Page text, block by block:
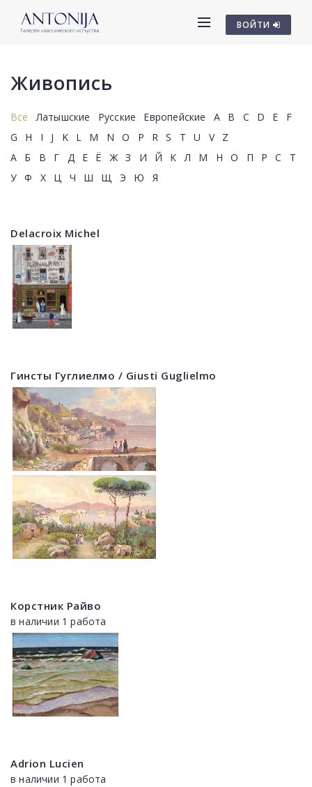
ВОЙТИ
Живопись
Все Латышские Русские Европейские A B C D E
F
G
H I J K L M N O P R S T U V
Z
А
Б В Г Д Е Ё Ж З И Й К Л М Н О П Р С
Т
У
Ф Х Ц Ч Ш Щ Э Ю Я
Delacroix Michel
Гинсты Гуглиелмо / Giusti Guglielmo
Корстник Райво
в наличии 1 работа
Adrion Lucien
в наличии 1 работа